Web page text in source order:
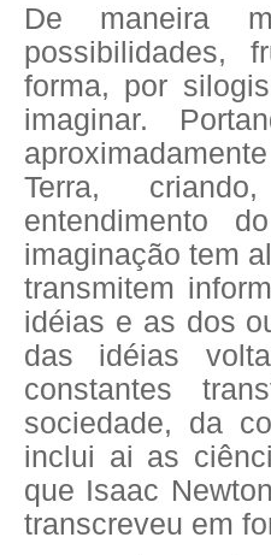
De maneira
possibilidades,
forma, por
imaginar.
Terra,
entendimento
imaginação tem
transmitem
idéias e as dos
das idéias
constantes
sociedade, da
inclui ai as
que Isaac
transcreveu em